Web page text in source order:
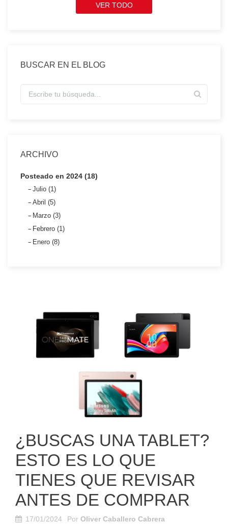
VER TODO
BUSCAR EN EL BLOG
ARCHIVO
Posteado en 2024 (18)
Julio (1)
Abril (5)
Marzo (3)
Febrero (1)
Enero (8)
¿BUSCAS UNA TABLET?
ESTO ES LO QUE
TIENES QUE REVISAR
ANTES DE COMPRAR
17/01/2024 Por Oliver Caballero Cabrera